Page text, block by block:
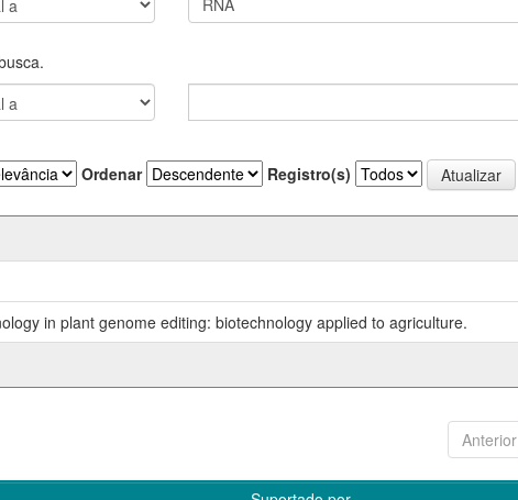
Ordenar Registro(s)
in plant genome editing: biotechnology applied to agriculture.
Anterior